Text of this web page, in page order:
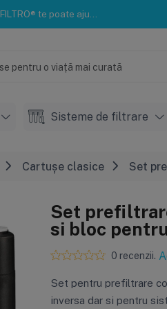
cu instalarea sau mentenanța.
Sisteme de filtrare
Cartușe clasice Set
Set
si bloc
0 recenzii.
Set pentru prefiltrare
inversa dar si pentru